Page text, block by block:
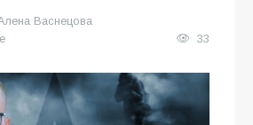
Васнецова
33